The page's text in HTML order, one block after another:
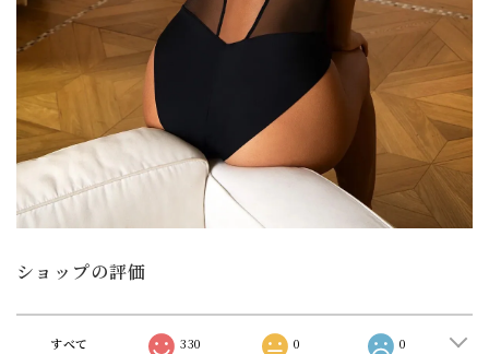
ショップの評価
すべて 330 0 0